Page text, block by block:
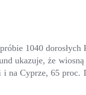
1040
ukazuje, że
na Cyprze, 65 proc.